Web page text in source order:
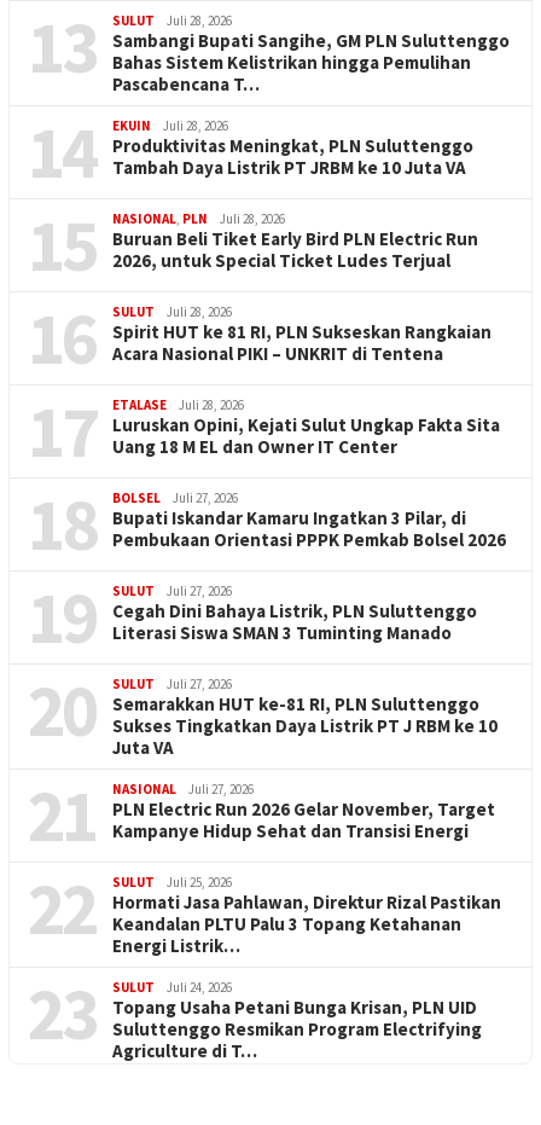
13 SULUT Juli 28, 2026
Sambangi Bupati Sangihe, GM PLN Suluttenggo
Bahas Sistem Kelistrikan hingga Pemulihan
Pascabencana T…
14 EKUIN Juli 28, 2026
Produktivitas Meningkat, PLN Suluttenggo
Tambah Daya Listrik PT JRBM ke 10 Juta VA
15 NASIONAL, PLN Juli 28, 2026
Buruan Beli Tiket Early Bird PLN Electric Run
2026, untuk Special Ticket Ludes Terjual
16 SULUT Juli 28, 2026
Spirit HUT ke 81 RI, PLN Sukseskan Rangkaian
Acara Nasional PIKI – UNKRIT di Tentena
17 ETALASE Juli 28, 2026
Luruskan Opini, Kejati Sulut Ungkap Fakta Sita
Uang 18 M EL dan Owner IT Center
18 BOLSEL Juli 27, 2026
Bupati Iskandar Kamaru Ingatkan 3 Pilar, di
Pembukaan Orientasi PPPK Pemkab Bolsel 2026
19 SULUT Juli 27, 2026
Cegah Dini Bahaya Listrik, PLN Suluttenggo
Literasi Siswa SMAN 3 Tuminting Manado
20 SULUT Juli 27, 2026
Semarakkan HUT ke-81 RI, PLN Suluttenggo
Sukses Tingkatkan Daya Listrik PT J RBM ke 10
Juta VA
21 NASIONAL Juli 27, 2026
PLN Electric Run 2026 Gelar November, Target
Kampanye Hidup Sehat dan Transisi Energi
22 SULUT Juli 25, 2026
Hormati Jasa Pahlawan, Direktur Rizal Pastikan
Keandalan PLTU Palu 3 Topang Ketahanan
Energi Listrik…
23 SULUT Juli 24, 2026
Topang Usaha Petani Bunga Krisan, PLN UID
Suluttenggo Resmikan Program Electrifying
Agriculture di T…